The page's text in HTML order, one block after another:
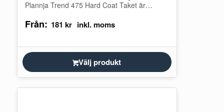
Plannja Trend 475 Hard Coat Taket är
Från: 181 kr
Välj produkt